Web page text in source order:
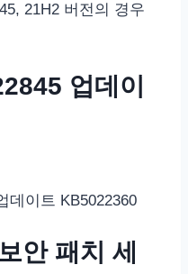
21H2 버전의 경우
업데이
데이트 KB5022360
안 패치 세